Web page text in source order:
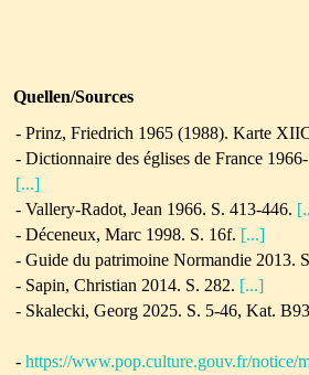
Quellen/Sources
- Prinz, Friedrich 1965 (1988). Karte
- Dictionnaire des églises de France
[...]
- Vallery-Radot, Jean 1966. S. 413-446.
- Déceneux, Marc 1998. S. 16f. [...]
- Guide du patrimoine Normandie 2013.
- Sapin, Christian 2014. S. 282. [...]
- Skalecki, Georg 2025. S. 5-46, Kat.
- https://www.pop.culture.gouv.fr/notice/